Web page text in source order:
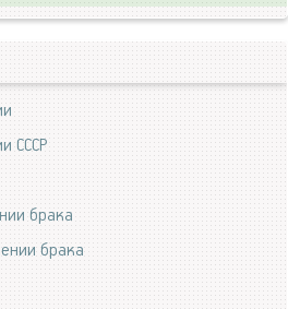
СССР
брака
брака